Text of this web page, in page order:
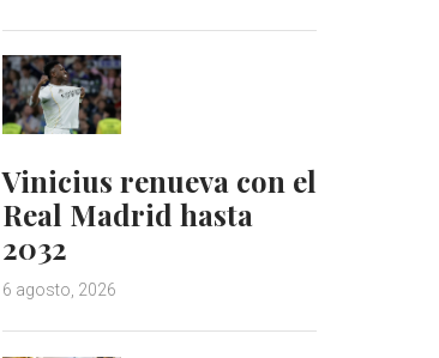
Vinicius renueva con el
Real Madrid hasta
2032
6 agosto, 2026